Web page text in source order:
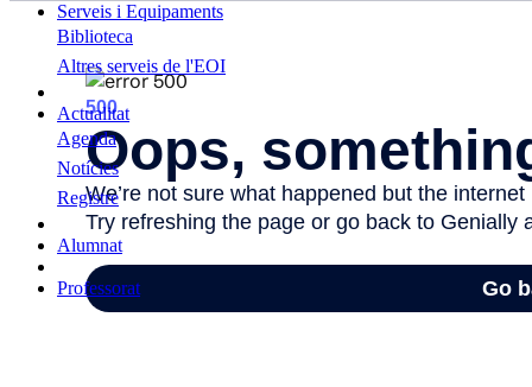
Serveis i Equipaments
Biblioteca
Altres serveis de l'EOI
Actualitat
Agenda
Notícies
Registre
Alumnat
Professorat